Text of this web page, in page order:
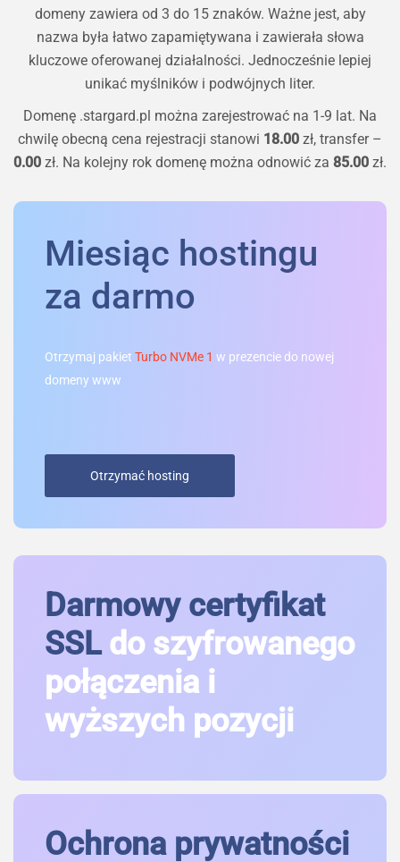
domeny zawiera od 3 do 15 znaków. Ważne jest, aby
nazwa była łatwo zapamiętywana i zawierała słowa
kluczowe oferowanej działalności. Jednocześnie lepiej
unikać myślników i podwójnych liter.
Domenę .stargard.pl można zarejestrować na 1-9 lat. Na
chwilę obecną cena rejestracji stanowi 18.00 zł, transfer –
0.00 zł. Na kolejny rok domenę można odnowić za 85.00 zł.
Miesiąc hostingu
za darmo
Otrzymaj pakiet Turbo NVMe 1 w prezencie do nowej
domeny www
Otrzymać hosting
Darmowy certyfikat
SSLdo szyfrowanego
połączenia i
wyższych pozycji
Ochrona prywatności